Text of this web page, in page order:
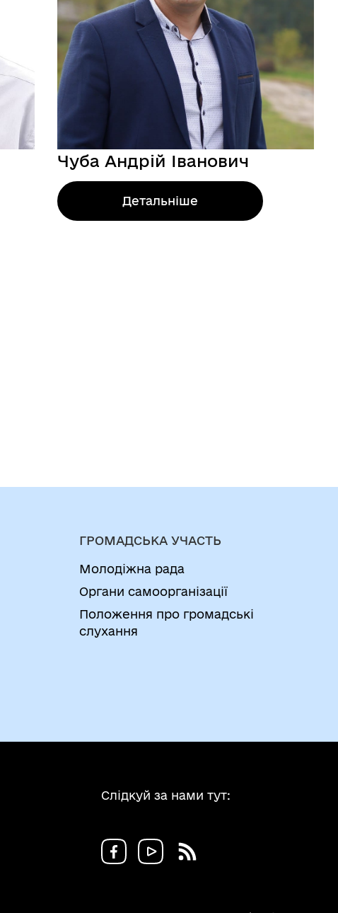
Чуба Андрій Іванович
Детальніше
ГРОМАДСЬКА УЧАСТЬ
Молодіжна рада
Органи самоорганізації
Положення про громадські
слухання
Слідкуй за нами тут: